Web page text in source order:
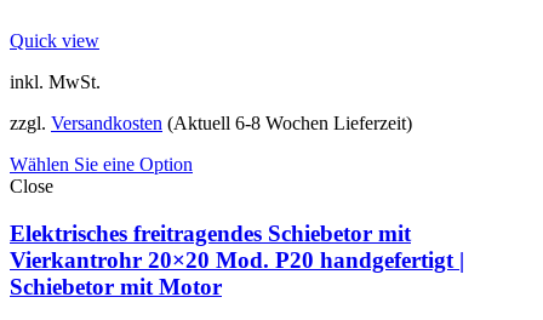
Quick view
inkl. MwSt.
zzgl. Versandkosten (Aktuell 6-8 Wochen Lieferzeit)
Wählen Sie eine Option
Close
Elektrisches freitragendes Schiebetor mit
Vierkantrohr 20×20 Mod. P20 handgefertigt |
Schiebetor mit Motor